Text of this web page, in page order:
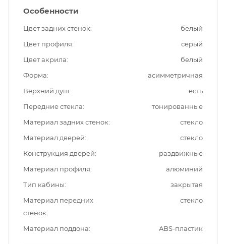
Особенности
Цвет задних стенок
белый
Цвет профиля
серый
Цвет акрила
белый
Форма
асимметричная
Верхний душ
есть
Передние стекла
тонированные
Материал задних стенок
стекло
Материал дверей
стекло
Конструкция дверей
раздвижные
Материал профиля
алюминий
Тип кабины
закрытая
Материал передних
стенок
стекло
Материал поддона ABS-пластик